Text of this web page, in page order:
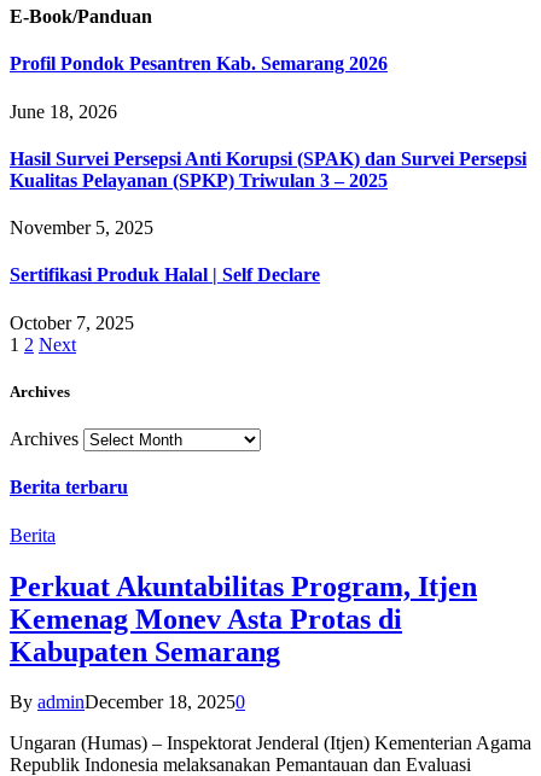
E-Book/Panduan
Profil Pondok Pesantren Kab. Semarang 2026
June 18, 2026
Hasil Survei Persepsi Anti Korupsi (SPAK) dan Survei Persepsi
Kualitas Pelayanan (SPKP) Triwulan 3 – 2025
November 5, 2025
Sertifikasi Produk Halal | Self Declare
October 7, 2025
1 2 Next
Archives
Archives
Berita terbaru
Berita
Perkuat Akuntabilitas Program, Itjen
Kemenag Monev Asta Protas di
Kabupaten Semarang
By adminDecember 18, 20250
Ungaran (Humas) – Inspektorat Jenderal (Itjen) Kementerian Agama
Republik Indonesia melaksanakan Pemantauan dan Evaluasi